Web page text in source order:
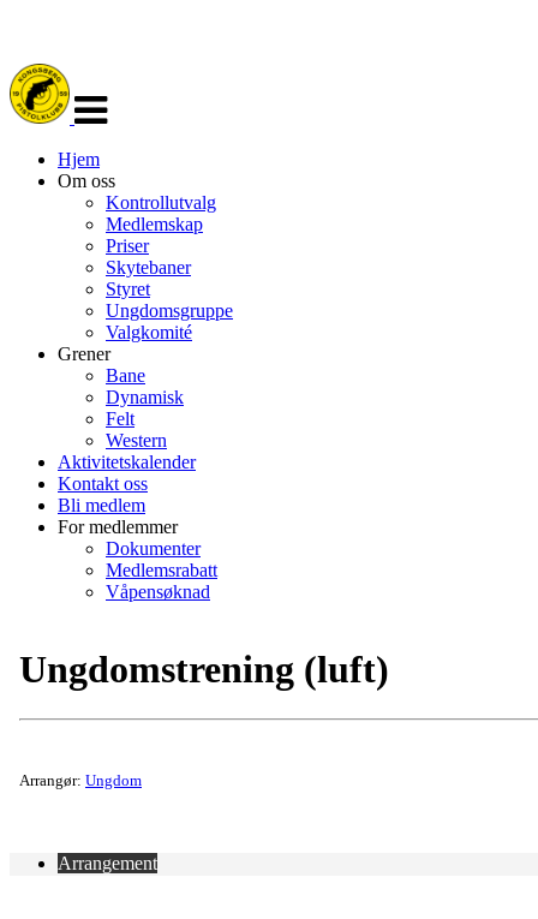
navigasjon
Hjem
Om oss
Kontrollutvalg
Medlemskap
Priser
Skytebaner
Styret
Ungdomsgruppe
Valgkomité
Grener
Bane
Dynamisk
Felt
Western
Aktivitetskalender
Kontakt oss
Bli medlem
For medlemmer
Dokumenter
Medlemsrabatt
Våpensøknad
Ungdomstrening (luft)
Arrangør: Ungdom
Arrangement